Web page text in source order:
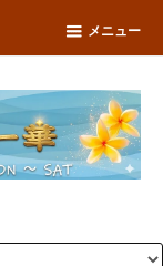
メニュー